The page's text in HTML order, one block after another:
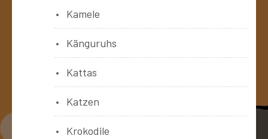
Kamele
Känguruhs
Kattas
Katzen
Krokodile